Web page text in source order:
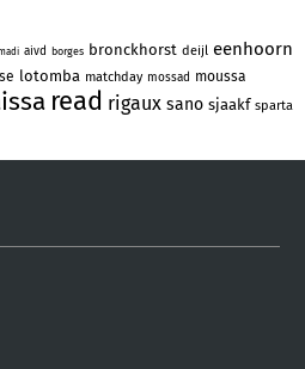
aivd borges bronckhorst deijl eenhoorn
lotomba matchday mossad moussa
read rigaux sano sjaakf sparta